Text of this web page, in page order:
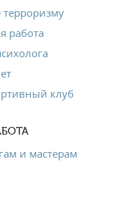
работа
клуб
и мастерам